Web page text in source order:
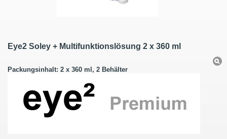
Eye2 Soley + Multifunktionslösung 2 x 360 ml
Packungsinhalt: 2 x 360 ml, 2 Behälter